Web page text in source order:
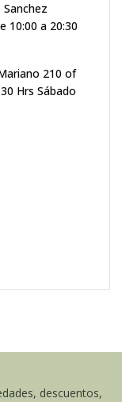
10:00 a 20:30
210 of
Hrs Sábado
descuentos,